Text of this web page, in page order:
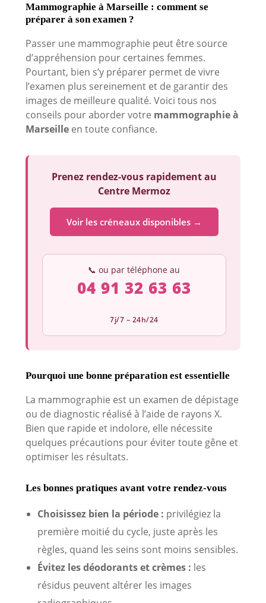
Mammographie à Marseille : comment se
préparer à son examen ?
Passer une mammographie peut être source
d’appréhension pour certaines femmes.
Pourtant, bien s’y préparer permet de vivre
l’examen plus sereinement et de garantir des
images de meilleure qualité. Voici tous nos
conseils pour aborder votre mammographie à
Marseilleen toute confiance.
Prenez rendez-vous rapidement au
Centre Mermoz
Voir les créneaux disponibles →
📞 ou par téléphone au
04 91 32 63 63
7j/7 – 24h/24
Pourquoi une bonne préparation est essentielle
La mammographie est un examen de dépistage
ou de diagnostic réalisé à l’aide de rayons X.
Bien que rapide et indolore, elle nécessite
quelques précautions pour éviter toute gêne et
optimiser les résultats.
Les bonnes pratiques avant votre rendez-vous
Choisissez bien la période : privilégiez la
première moitié du cycle, juste après les
règles, quand les seins sont moins sensibles.
Évitez les déodorants et crèmes : les
résidus peuvent altérer les images